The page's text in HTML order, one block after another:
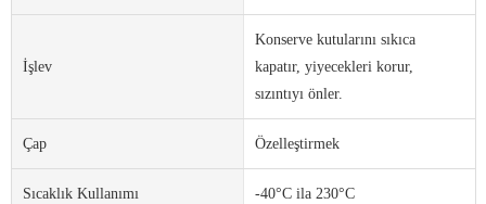
İşlev
Konserve kutularını sıkıca
kapatır, yiyecekleri korur,
sızıntıyı önler.
Çap Özelleştirmek
Sıcaklık Kullanımı -40°C ila 230°C